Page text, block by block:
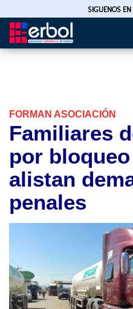
Pasar
SIGUENOS EN
FORMAN ASOCIACIÓN
Familiares
por
alistan
penales